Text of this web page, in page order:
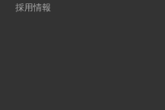
採用情報